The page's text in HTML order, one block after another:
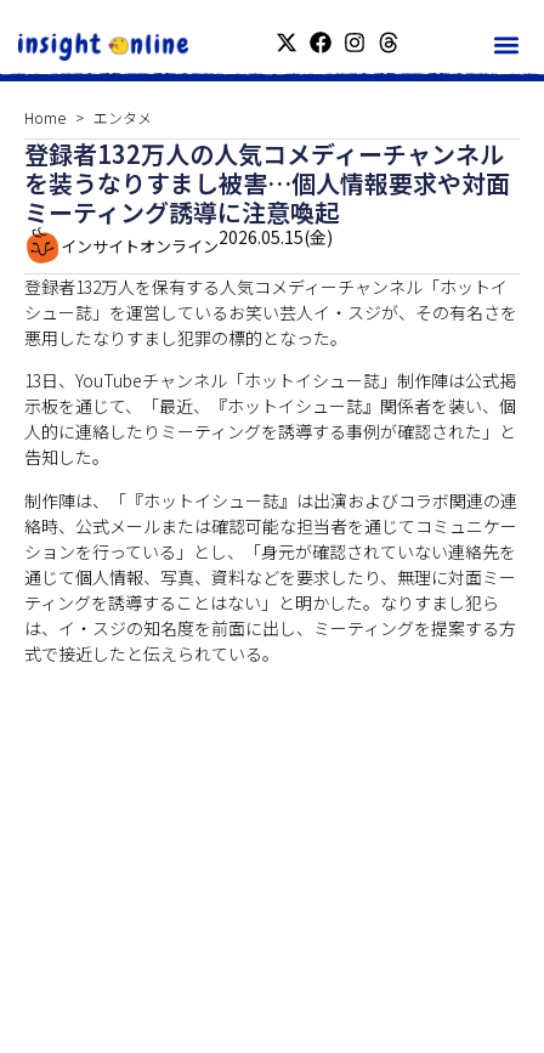
Home エンタメ
登録者132万人の人気コメディーチャンネル
を装うなりすまし被害…個人情報要求や対面
ミーティング誘導に注意喚起
インサイトオンライン2026.05.15(金)
登録者132万人を保有する人気コメディーチャンネル「ホットイ
シュー誌」を運営しているお笑い芸人イ・スジが、その有名さを
悪用したなりすまし犯罪の標的となった。
13日、YouTubeチャンネル「ホットイシュー誌」制作陣は公式掲
示板を通じて、「最近、『ホットイシュー誌』関係者を装い、個
人的に連絡したりミーティングを誘導する事例が確認された」と
告知した。
制作陣は、「『ホットイシュー誌』は出演およびコラボ関連の連
絡時、公式メールまたは確認可能な担当者を通じてコミュニケー
ションを行っている」とし、「身元が確認されていない連絡先を
通じて個人情報、写真、資料などを要求したり、無理に対面ミー
ティングを誘導することはない」と明かした。なりすまし犯ら
は、イ・スジの知名度を前面に出し、ミーティングを提案する方
式で接近したと伝えられている。